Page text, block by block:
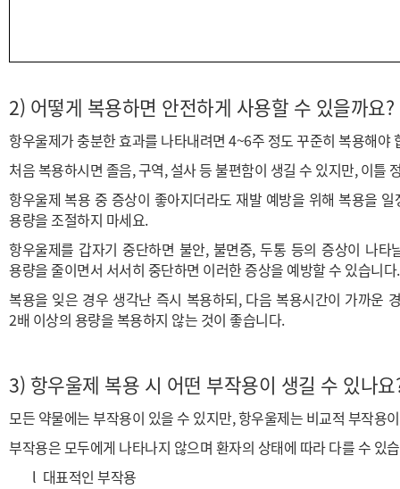
2) 어떻게 복용하면 안전하게 사용할 수 있을까요?
항우울제가 충분한 효과를 나타내려면 4~6주 정도꾸준히 복용해야
처음 복용하시면 졸음, 구역, 설사 등 불편함이 생길 수 있지만, 이틀
항우울제 복용 중 증상이 좋아지더라도 재발 예방을 위해 복용을
용량을 조절하지 마세요.
항우울제를 갑자기 중단하면 불안, 불면증, 두통 등의 증상이 나
용량을 줄이면서 서서히 중단하면 이러한 증상을 예방할 수 있습니다.
복용을 잊은 경우 생각난 즉시 복용하되, 다음 복용시간이 가까운
2배 이상의 용량을 복용하지 않는 것이 좋습니다.
3) 항우울제 복용 시 어떤 부작용이 생길 수 있나요
모든 약물에는 부작용이 있을 수 있지만, 항우울제는 비교적 부작용
부작용은 모두에게 나타나지 않으며 환자의 상태에 따라 다를 수 있
l 대표적인 부작용